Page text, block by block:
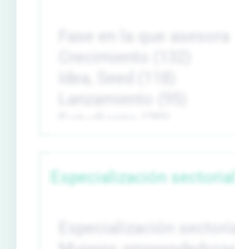
Especialización sectorial